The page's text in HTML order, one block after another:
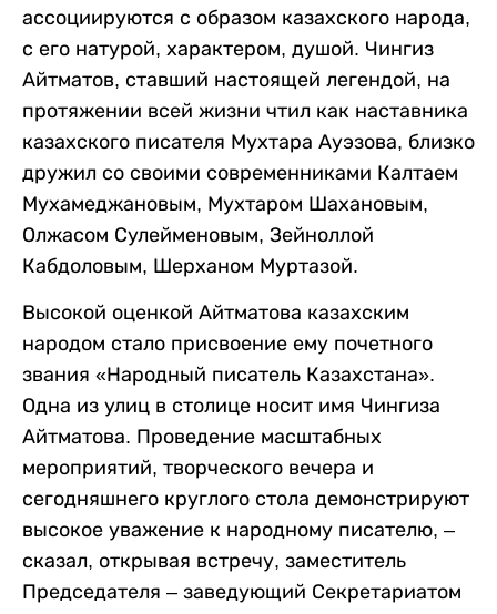
ассоциируются с образом казахского народа,
с его натурой, характером, душой. Чингиз
Айтматов, ставший настоящей легендой, на
протяжении всей жизни чтил как наставника
казахского писателя Мухтара Ауэзова, близко
дружил со своими современниками Калтаем
Мухамеджановым, Мухтаром Шахановым,
Олжасом Сулейменовым, Зейноллой
Кабдоловым, Шерханом Муртазой.
Высокой оценкой Айтматова казахским
народом стало присвоение ему почетного
звания «Народный писатель Казахстана».
Одна из улиц в столице носит имя Чингиза
Айтматова. Проведение масштабных
мероприятий, творческого вечера и
сегодняшнего круглого стола демонстрируют
высокое уважение к народному писателю, –
сказал, открывая встречу, заместитель
Председателя – заведующий Секретариатом